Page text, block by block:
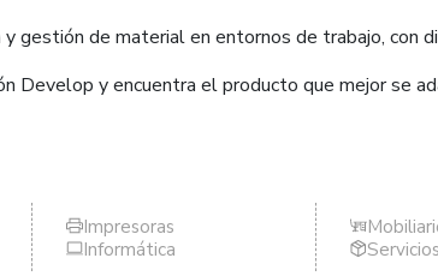
gestión de material en entornos de trabajo, con
Develop y encuentra el producto que mejor se
Impresoras
Informática